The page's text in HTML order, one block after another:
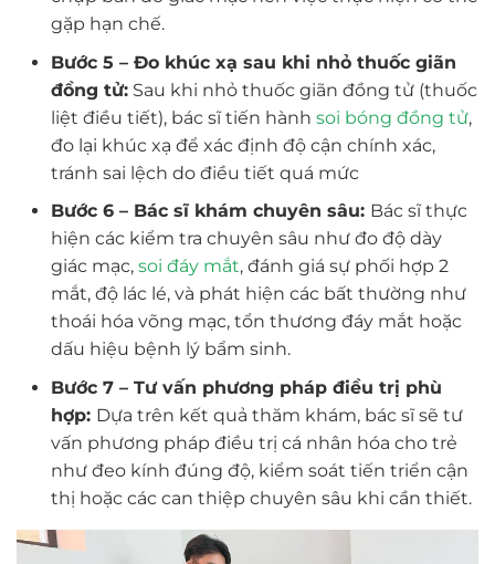
gặp hạn chế.
Bước 5 – Đo khúc xạ sau khi nhỏ thuốc giãn
đồng tử:Sau khi nhỏ thuốc giãn đồng tử (thuốc
liệt điều tiết), bác sĩ tiến hành soi bóng đồng tử,
đo lại khúc xạ để xác định độ cận chính xác,
tránh sai lệch do điều tiết quá mức
Bước 6 – Bác sĩ khám chuyên sâu: Bác sĩ thực
hiện các kiểm tra chuyên sâu như đo độ dày
giác mạc, soi đáy mắt, đánh giá sự phối hợp 2
mắt, độ lác lé, và phát hiện các bất thường như
thoái hóa võng mạc, tổn thương đáy mắt hoặc
dấu hiệu bệnh lý bẩm sinh.
Bước 7 – Tư vấn phương pháp điều trị phù
hợp: Dựa trên kết quả thăm khám, bác sĩ sẽ tư
vấn phương pháp điều trị cá nhân hóa cho trẻ
như đeo kính đúng độ, kiểm soát tiến triển cận
thị hoặc các can thiệp chuyên sâu khi cần thiết.